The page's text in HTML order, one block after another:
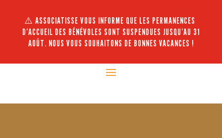
⚠️ ASSOCIATISSE VOUS INFORME QUE LES PERMANENCES
D’ACCUEIL DES BÉNÉVOLES SONT SUSPENDUES JUSQU’AU 31
AOÛT. NOUS VOUS SOUHAITONS DE BONNES VACANCES !